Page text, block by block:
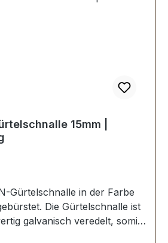
15mm |
Gürtelschnalle in der Farbe
Die Gürtelschnalle ist
galvanisch veredelt, somit